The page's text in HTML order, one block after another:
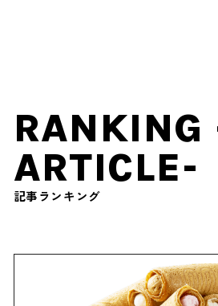
RANKING
ARTICLE-
記事ランキング